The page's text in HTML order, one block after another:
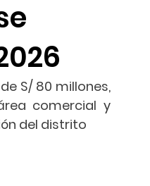
S/ 80 millones,
comercial y
del distrito